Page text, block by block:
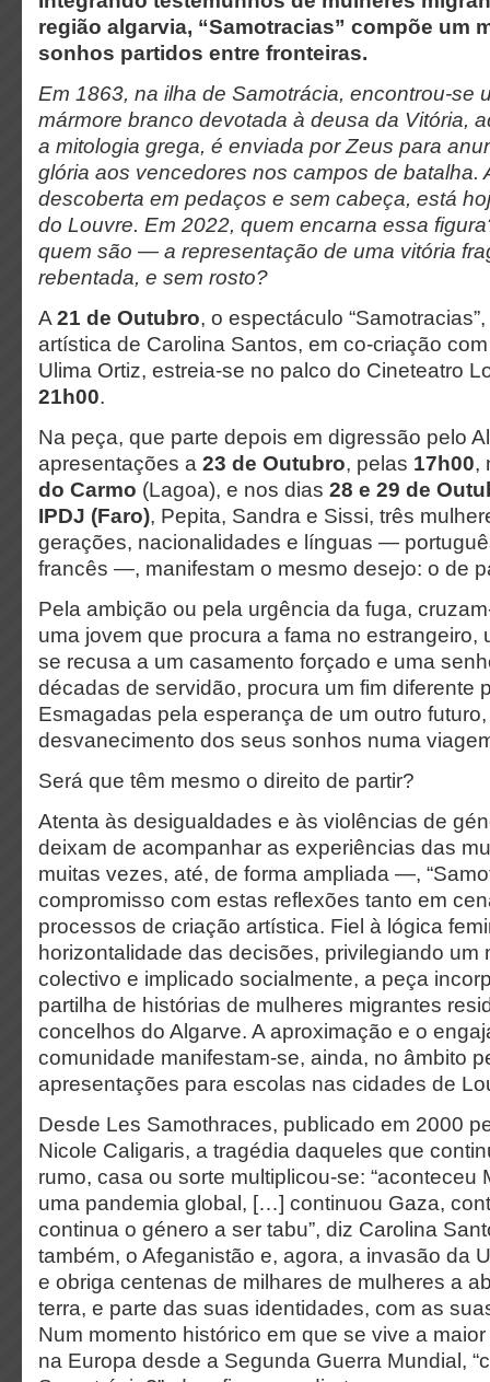
região algarvia, “Samotracias” compõe um
sonhos partidos entre fronteiras.
Em 1863, na ilha de Samotrácia, encontrou-se
mármore branco devotada à deusa da Vitória,
a mitologia grega, é enviada por Zeus para
glória aos vencedores nos campos de batalha.
descoberta em pedaços e sem cabeça, está
do Louvre. Em 2022, quem encarna essa
quem são — a representação de uma vitória
rebentada, e sem rosto?
A 21 de Outubro, o espectáculo
artística de Carolina Santos, em co-criação
Ulima Ortiz, estreia-se no palco do Cineteatro
21h00.
Na peça, que parte depois em digressão pelo
apresentações a 23 de Outubro, pelas 17h00,
do Carmo (Lagoa), e nos dias 28 e 29 de
IPDJ (Faro), Pepita, Sandra e Sissi, três
gerações, nacionalidades e línguas —
francês —, manifestam o mesmo desejo: o de
Pela ambição ou pela urgência da fuga,
uma jovem que procura a fama no estrangeiro,
se recusa a um casamento forçado e uma
décadas de servidão, procura um fim diferente
Esmagadas pela esperança de um outro
desvanecimento dos seus sonhos numa
Será que têm mesmo o direito de partir?
Atenta às desigualdades e às violências de
deixam de acompanhar as experiências das
muitas vezes, até, de forma ampliada —,
compromisso com estas reflexões tanto em
processos de criação artística. Fiel à lógica
horizontalidade das decisões, privilegiando um
colectivo e implicado socialmente, a peça
partilha de histórias de mulheres migrantes
concelhos do Algarve. A aproximação e o
comunidade manifestam-se, ainda, no âmbito
apresentações para escolas nas cidades de
Desde Les Samothraces, publicado em 2000
Nicole Caligaris, a tragédia daqueles que
rumo, casa ou sorte multiplicou-se: “aconteceu
uma pandemia global, […] continuou Gaza,
continua o género a ser tabu”, diz Carolina
também, o Afeganistão e, agora, a invasão da
e obriga centenas de milhares de mulheres a
terra, e parte das suas identidades, com as
Num momento histórico em que se vive a
na Europa desde a Segunda Guerra Mundial,